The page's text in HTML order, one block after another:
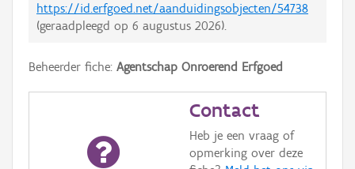
https://id.erfgoed.net/aanduidingsobjecten/54738
(geraadpleegd op 6 augustus 2026).
Beheerder fiche: Agentschap Onroerend Erfgoed
Contact
Heb je een vraag of
opmerking over deze